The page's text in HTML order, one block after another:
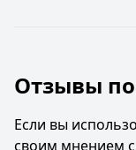
Отзывы
Если вы
своим мнением